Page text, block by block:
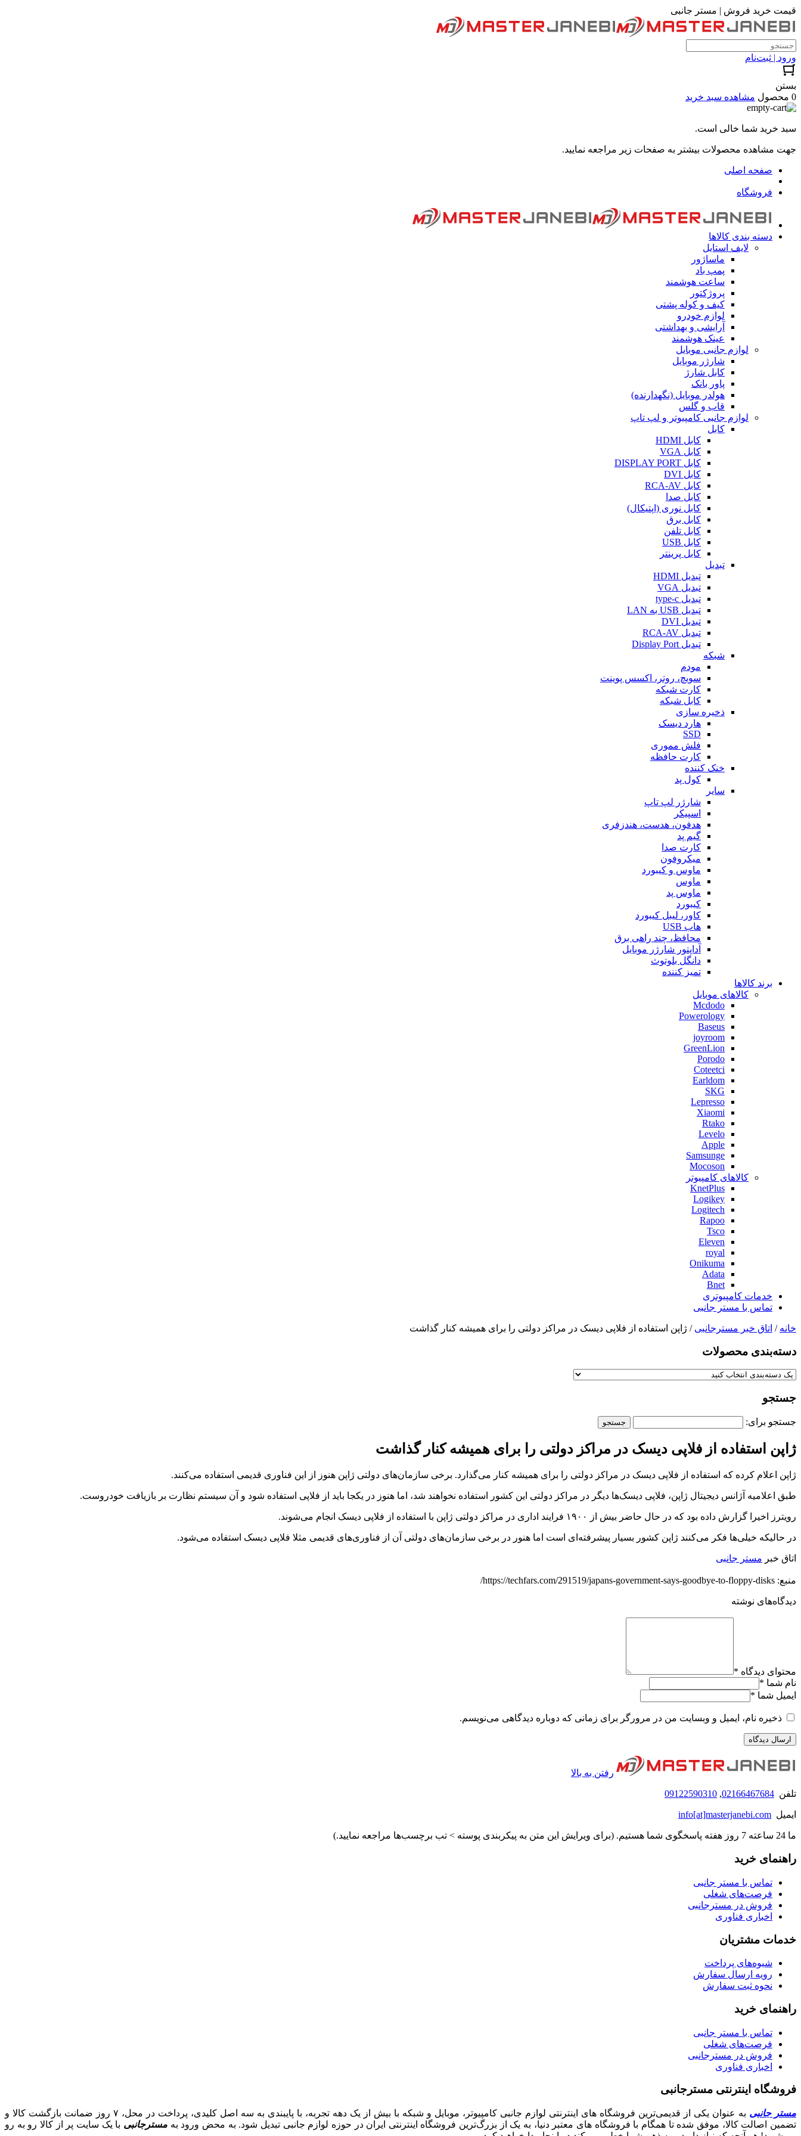
قیمت خرید فروش | مستر جانبی
ورود | ثبت‌نام
بستن
0 محصول
مشاهده سبد خرید
سبد خرید شما خالی است.
جهت مشاهده محصولات بیشتر به صفحات زیر مراجعه نمایید.
صفحه اصلی
فروشگاه
دسته بندی کالاها
لایف استایل
ماساژور
پمپ باد
ساعت هوشمند
پروژکتور
کیف و کوله پشتی
لوازم خودرو
آرایشی و بهداشتی
عینک هوشمند
لوازم جانبی موبایل
شارژر موبایل
کابل شارژ
پاور بانک
هولدر موبایل (نگهدارنده)
قاب و گلس
لوازم جانبی کامپیوتر و لپ تاپ
کابل
کابل HDMI
کابل VGA
کابل DISPLAY PORT
کابل DVI
کابل RCA-AV
کابل صدا
کابل نوری (اپتیکال)
کابل برق
کابل تلفن
کابل USB
کابل پرینتر
تبدیل
تبدیل HDMI
تبدیل VGA
تبدیل type-c
تبدیل USB به LAN
تبدیل DVI
تبدیل RCA-AV
تبدیل Display Port
شبکه
مودم
سویچ، روتر، اکسس پوینت
کارت شبکه
کابل شبکه
ذخیره سازی
هارد دیسک
SSD
فلش مموری
کارت حافظه
خنک کننده
کول پد
سایر
شارژر لپ تاپ
اسپیکر
هدفون، هدست، هندزفری
گیم پد
کارت صدا
میکروفون
ماوس و کیبورد
ماوس
ماوس پد
کیبورد
کاور، لیبل کیبورد
هاب USB
محافظ، چند راهی برق
آداپتور شارژر موبایل
دانگل بلوتوث
تمیز کننده
برند کالاها
کالاهای موبایل
Mcdodo
Powerology
Baseus
joyroom
GreenLion
Porodo
Coteetci
Earldom
SKG
Lepresso
Xiaomi
Rtako
Levelo
Apple
Samsunge
Mocoson
کالاهای کامپیوتر
KnetPlus
Logikey
Logitech
Rapoo
Tsco
Eleven
royal
Onikuma
Adata
Bnet
خدمات کامپیوتری
تماس با مستر جانبی
خانه / اتاق خبر مسترجانبی / ژاپن استفاده از فلاپی دیسک‌ در مراکز دولتی را برای همیشه کنار گذاشت
دسته‌بندی‌ محصولات
جستجو
جستجو برای:
ژاپن استفاده از فلاپی دیسک‌ در مراکز دولتی را برای همیشه کنار گذاشت
ژاپن اعلام کرده که استفاده از فلاپی دیسک‌ در مراکز دولتی را برای همیشه کنار می‌گذارد. برخی سازمان‌های دولتی ژاپن هنوز از این فناوری قدیمی استفاده می‌کنند.
طبق اعلامیه آژانس دیجیتال ژاپن، فلاپی دیسک‌‌ها دیگر در مراکز دولتی این کشور استفاده نخواهند شد، اما هنوز در یکجا باید از فلاپی استفاده شود و آن سیستم نظارت بر بازیافت خودروست.
رویترز اخیرا گزارش داده بود که در حال حاضر بیش از ۱۹۰۰ فرایند اداری در مراکز دولتی ژاپن با استفاده از فلاپی دیسک انجام می‌شوند.
در حالیکه خیلی‌ها فکر می‌کنند ژاپن کشور بسیار پیشرفته‌ای است اما هنور در برخی سازمان‌های دولتی آن از فناوری‌های قدیمی مثلا فلاپی دیسک استفاده می‌شود.
اتاق خبر مستر جانبی
منبع: https://techfars.com/291519/japans-government-says-goodbye-to-floppy-disks/
دیدگاه‌های نوشته
محتوای دیدگاه *
نام شما *
ایمیل شما *
ذخیره نام، ایمیل و وبسایت من در مرورگر برای زمانی که دوباره دیدگاهی می‌نویسم.
رفتن به بالا
تلفن 02166467684
,
09122590310
ایمیل info[at]masterjanebi.com
ما 24 ساعته 7 روز هفته پاسخگوی شما هستیم. (برای ویرایش این متن به پیکربندی پوسته > تب برچسب‌ها مراجعه نمایید.)
راهنمای خرید
تماس با مستر جانبی
فرصت‌های شغلی
فروش در مسترجانبی
اخباری فناوری
خدمات مشتریان
شیوه‌های پرداخت
رویه ارسال سفارش
نحوه ثبت سفارش
راهنمای خرید
تماس با مستر جانبی
فرصت‌های شغلی
فروش در مسترجانبی
اخباری فناوری
فروشگاه اینترنتی مسترجانبی
مستر جانبی
به عنوان یکی از قدیمی‌ترین فروشگاه های اینترنتی لوازم جانبی کامپیوتر، موبایل و شبکه با بیش از یک دهه تجربه، با پایبندی به سه اصل کلیدی، پرداخت در محل، ۷ روز ضمانت بازگشت کالا و
تضمین اصالت کالا، موفق شده تا همگام با فروشگاه‌ های معتبر دنیا، به یک از بزرگ‌ترین فروشگاه اینترنتی ایران در حوزه لوازم جانبی تبدیل شود. به محض ورود بهمسترجانبی با یک سایت پر از کالا رو به رو